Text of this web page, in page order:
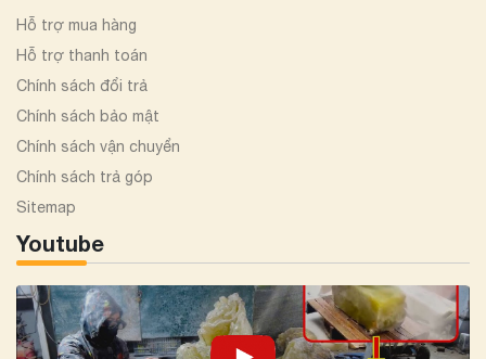
Hỗ trợ mua hàng
Hỗ trợ thanh toán
Chính sách đổi trả
Chính sách bảo mật
Chính sách vận chuyển
Chính sách trả góp
Sitemap
Youtube